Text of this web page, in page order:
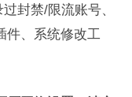
封禁/限流账号、
件、系统修改工